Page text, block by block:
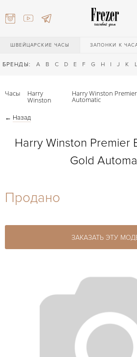
ШВЕЙЦАРСКИЕ ЧАСЫ ЗАПОНКИ К
БРЕНДЫ: A B C D E F G H I J K L
27-44
Часы Harry
Winston
Harry Winston
Automatic
← Назад
Harry Winston Premier
Gold
Продано
ЗАКАЗАТЬ ЭТУ